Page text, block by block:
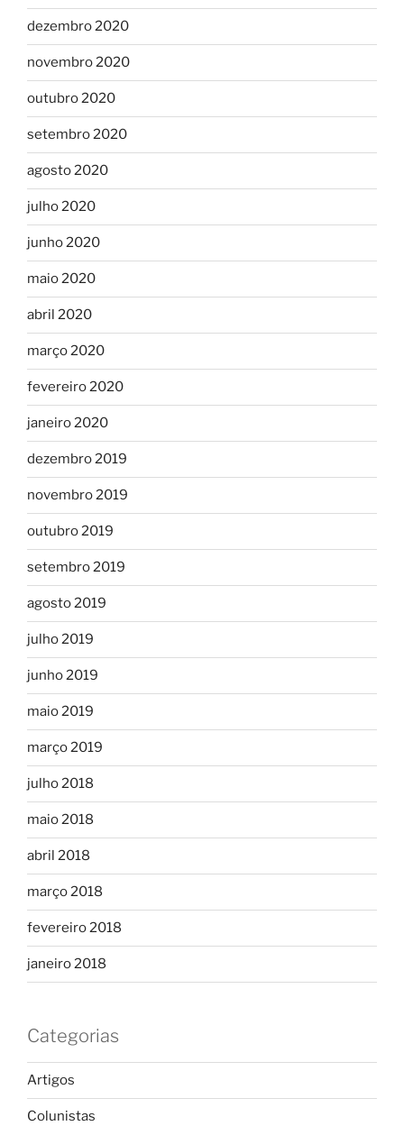
dezembro 2020
novembro 2020
outubro 2020
setembro 2020
agosto 2020
julho 2020
junho 2020
maio 2020
abril 2020
março 2020
fevereiro 2020
janeiro 2020
dezembro 2019
novembro 2019
outubro 2019
setembro 2019
agosto 2019
julho 2019
junho 2019
maio 2019
março 2019
julho 2018
maio 2018
abril 2018
março 2018
fevereiro 2018
janeiro 2018
Categorias
Artigos
Colunistas